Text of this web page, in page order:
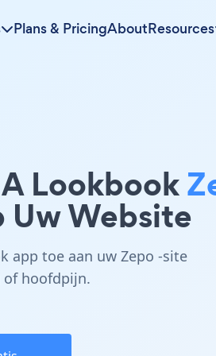
Plans & PricingAboutResources
Lookbook
Uw Website
app toe aan uw Zepo -site
of hoofdpijn.